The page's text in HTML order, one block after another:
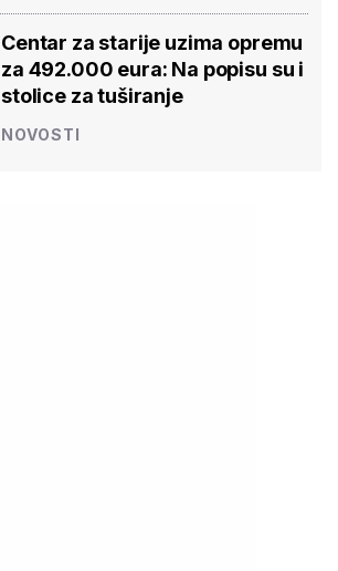
Centar za starije uzima opremu
za 492.000 eura: Na popisu su i
stolice za tuširanje
NOVOSTI